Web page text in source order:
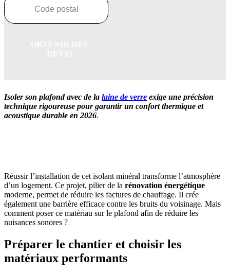
Isoler son plafond avec de la laine de verre exige une précision
technique rigoureuse pour garantir un confort thermique et
acoustique durable en 2026.
Réussir l’installation de cet isolant minéral transforme l’atmosphère
d’un logement. Ce projet, pilier de la rénovation énergétique
moderne, permet de réduire les factures de chauffage. Il crée
également une barrière efficace contre les bruits du voisinage. Mais
comment poser ce matériau sur le plafond afin de réduire les
nuisances sonores ?
Préparer le chantier et choisir les
matériaux performants